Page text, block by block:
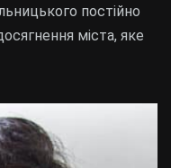
постійно
міста, яке